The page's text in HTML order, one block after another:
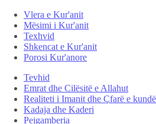
Vlera e Kur'anit
Mësimi i Kur'anit
Texhvid
Shkencat e Kur'anit
Porosi Kur'anore
Tevhid
Emrat dhe Cilësitë e Allahut
Realiteti i Imanit dhe Çfarë e
Kadaja dhe Kaderi
Pejgamberia